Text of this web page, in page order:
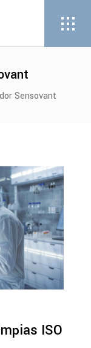
Sensovant
ISO